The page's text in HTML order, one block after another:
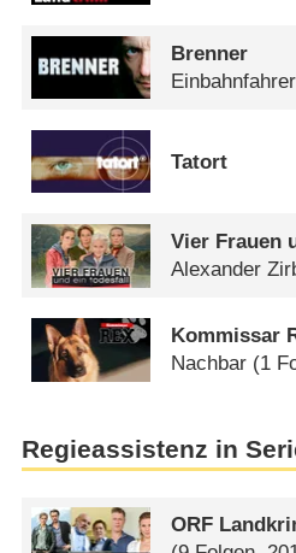
Brenner
Einbahnfahrer
Tatort
Vier Frauen
Alexander
Kommissar
Nachbar (1
Regieassistenz in
ORF